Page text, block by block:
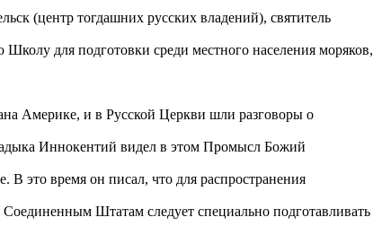
(центр тогдашних русских владений), святитель
для подготовки среди местного населения моряков,
Америке, и в Русской Церкви шли разговоры о
Иннокентий видел в этом Промысл Божий
В это время он писал, что для распространения
Штатам следует специально подготавливать